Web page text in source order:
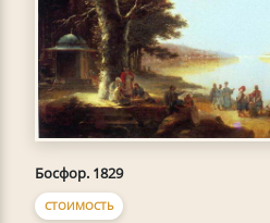
Босфор. 1829
СТОИМОСТЬ